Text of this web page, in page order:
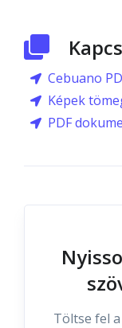
Cebuano
Képek
PDF
Töltse fel